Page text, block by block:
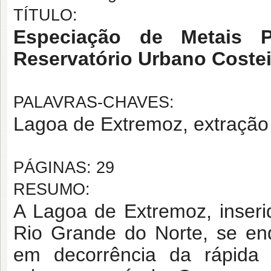
TÍTULO:
Especiação de Metais
Reservatório Urbano
PALAVRAS-CHAVES:
Lagoa de Extremoz,
PÁGINAS: 29
RESUMO:
A Lagoa de Extremoz,
Rio Grande do Norte, se
em decorrência da rápida